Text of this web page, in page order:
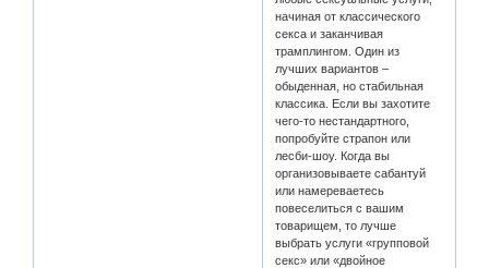
начиная от классического
секса и заканчивая
трамплингом. Один из
лучших вариантов –
обыденная, но стабильная
классика. Если вы захотите
чего-то нестандартного,
попробуйте страпон или
лесби-шоу. Когда вы
организовываете сабантуй
или намереваетесь
повеселиться с вашим
товарищем, то лучше
выбрать услуги «групповой
секс» или «двойное